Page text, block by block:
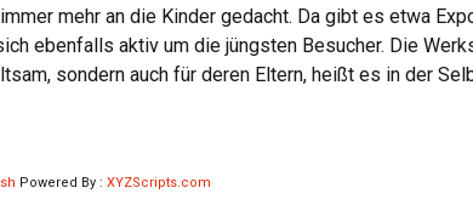
mehr an die Kinder gedacht. Da gibt es etwa
ebenfalls aktiv um die jüngsten Besucher. Die
sondern auch für deren Eltern, heißt es in der
Powered By : XYZScripts.com